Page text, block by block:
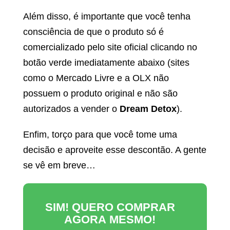
Além disso, é importante que você tenha
consciência de que o produto só é
comercializado pelo site oficial clicando no
botão verde imediatamente abaixo (sites
como o Mercado Livre e a OLX não
possuem o produto original e não são
autorizados a vender o Dream Detox).
Enfim, torço para que você tome uma
decisão e aproveite esse descontão. A gente
se vê em breve…
SIM! QUERO COMPRAR
AGORA MESMO!